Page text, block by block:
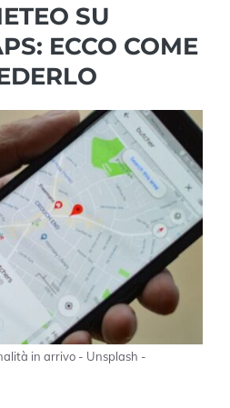
SU
ECCO COME
in arrivo - Unsplash -